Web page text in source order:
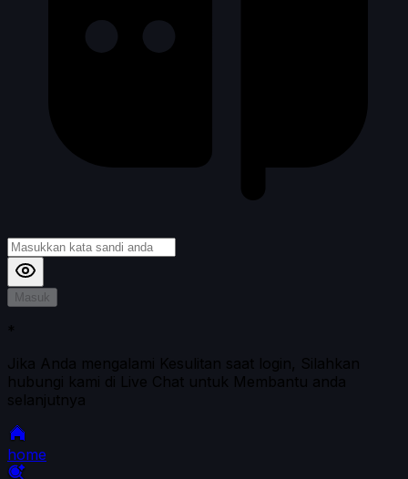
Masuk
*
Jika Anda mengalami Kesulitan saat login, Silahkan
hubungi kami di Live Chat untuk Membantu anda
selanjutnya
home